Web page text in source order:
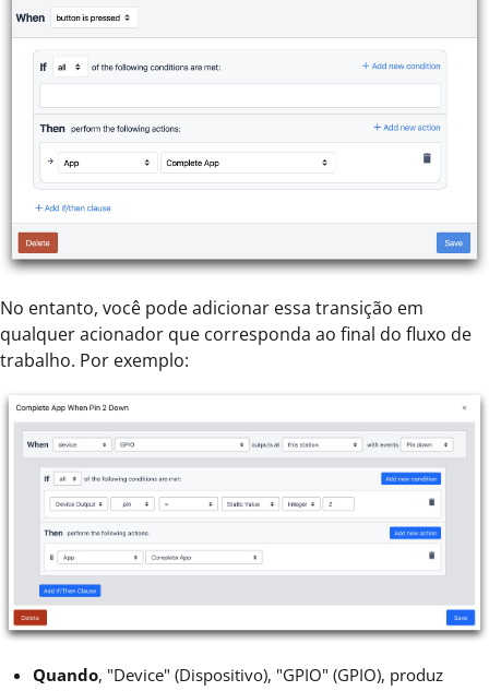
No entanto, você pode adicionar essa transição em
qualquer acionador que corresponda ao final do fluxo de
trabalho. Por exemplo:
Quando, "Device" (Dispositivo), "GPIO" (GPIO), produz